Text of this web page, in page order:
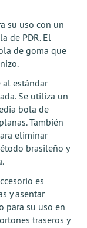
su uso con un
de PDR. El
de goma que
estándar
Se utiliza un
bola de
También
eliminar
brasileño y
es
y asentar
para su uso en
traseros y